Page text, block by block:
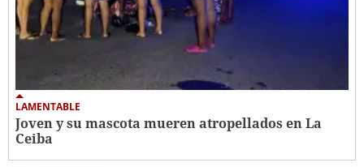
LAMENTABLE
Joven y su mascota mueren atropellados en La
Ceiba